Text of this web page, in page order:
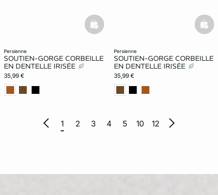
persienne
SOUTIEN-GORGE CORBEILLE
EN DENTELLE IRISÉE
35,99 €
basketfull
persienne
SOUTIEN-GORGE CORBEILLE
EN DENTELLE IRISÉE
35,99 €
1 2 3 4 5 10 12